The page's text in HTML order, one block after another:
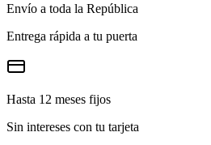
Envío a toda la República
Entrega rápida a tu puerta
Hasta 12 meses fijos
Sin intereses con tu tarjeta